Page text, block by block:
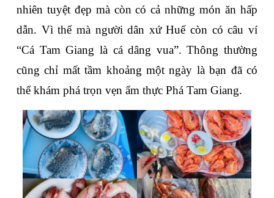
nhiên tuyệt đẹp mà còn có cả những món ăn hấp
dẫn. Vì thế mà người dân xứ Huế còn có câu ví
“Cá Tam Giang là cá dâng vua”. Thông thường
cũng chỉ mất tầm khoảng một ngày là bạn đã có
thể khám phá trọn vẹn ẩm thực Phá Tam Giang.